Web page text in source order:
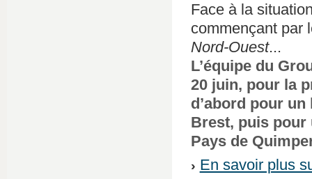
Face à la
commençant par
Nord-Ouest...
L’équipe du
20 juin, pour la
d’abord pour
Brest, puis pour
Pays de
En savoir plus